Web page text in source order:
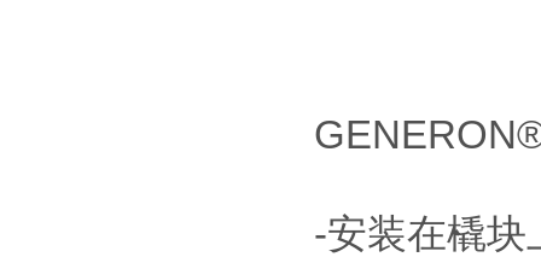
-安装在橇块